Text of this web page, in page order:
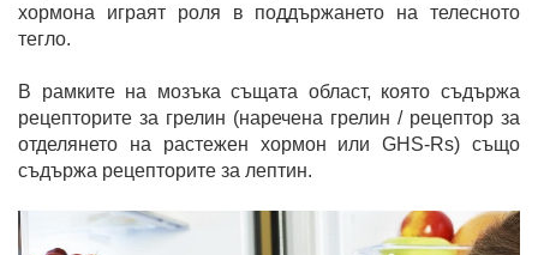
хормона играят роля в поддържането на телесното
тегло.
В рамките на мозъка същата област, която съдържа
рецепторите за грелин (наречена грелин / рецептор за
отделянето на растежен хормон или GHS-Rs) също
съдържа рецепторите за лептин.